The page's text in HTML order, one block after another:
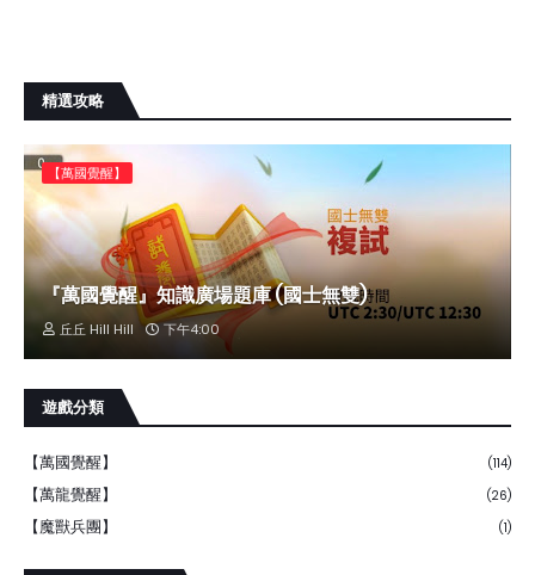
精選攻略
【萬國覺醒】
『萬國覺醒』知識廣場題庫 (國士無雙)
丘丘 Hill Hill 下午4:00
遊戲分類
【萬國覺醒】 (114)
【萬龍覺醒】 (26)
【魔獸兵團】 (1)